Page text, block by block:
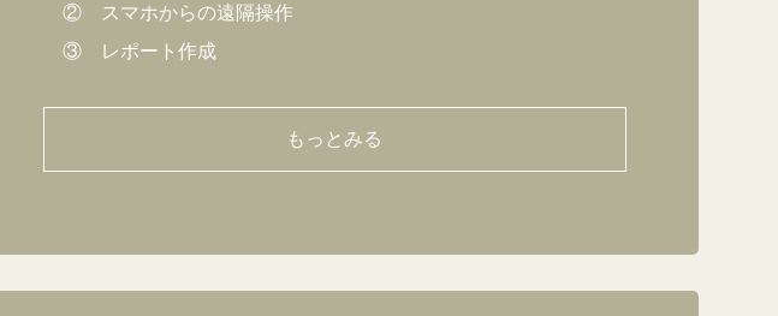
② スマホからの遠隔操作
③ レポート作成
もっとみる